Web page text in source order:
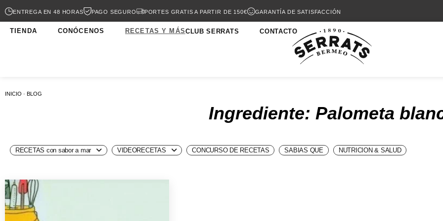
ENTREGA EN 48 HORAS PAGO SEGURO PORTES GRATIS A PARTIR DE 150€ GARANTÍA DE SATISFACCIÓN
TIENDA CONÓCENOS RECETAS Y MÁSCLUB SERRATS CONTACTO
INICIO · BLOG
Ingrediente: Palometa
RECETAS con sabor a mar VIDEORECETAS CONCURSO DE RECETAS SABIAS QUE NUTRICION & SALUD